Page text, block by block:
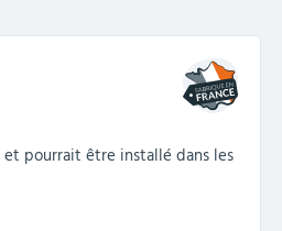
pourrait être installé dans les